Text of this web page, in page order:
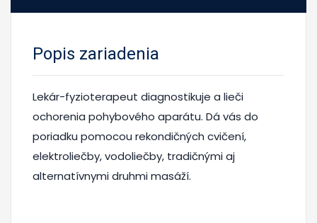
Popis zariadenia
Lekár-fyzioterapeut diagnostikuje a lieči
ochorenia pohybového aparátu. Dá vás do
poriadku pomocou rekondičných cvičení,
elektroliečby, vodoliečby, tradičnými aj
alternatívnymi druhmi masáží.